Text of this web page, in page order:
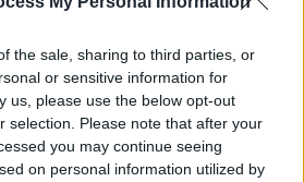
the sale, sharing to third parties, or
or sensitive information for
us, please use the below opt-out
selection. Please note that after your
you may continue seeing
on personal information utilized by